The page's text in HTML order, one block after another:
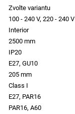
Zvolte variantu
100 - 240 V, 220 - 240 V
Interior
2500 mm
IP20
E27, GU10
205 mm
Class I
E27, PAR16
PAR16, A60